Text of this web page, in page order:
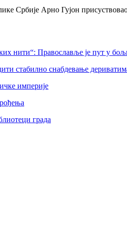
Србије Арно Гујон
нити“: Православље је пут у
стабилно снабдевање
империје
града